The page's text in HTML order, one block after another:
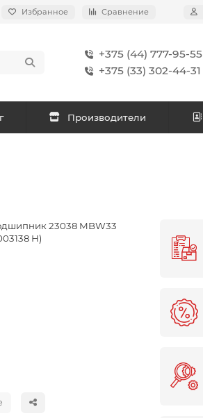
Избранное Сравнение
+375 (44) 777-95-55
+375 (33) 302-44-31
Производители
23038 MBW33
Н)